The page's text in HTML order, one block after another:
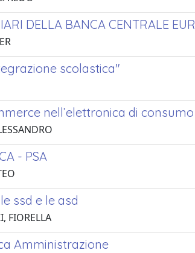
DELLA BANCA CENTRALE
scolastica"
nell’elettronica di
- PSA
ssd e le asd
FIORELLA
Amministrazione